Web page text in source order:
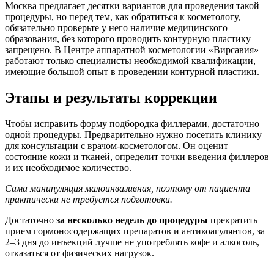
Москва предлагает десятки вариантов для проведения такой
процедуры, но перед тем, как обратиться к косметологу,
обязательно проверьте у него наличие медицинского
образования, без которого проводить контурную пластику
запрещено. В Центре аппаратной косметологии «Вирсавия»
работают только специалисты необходимой квалификации,
имеющие большой опыт в проведении контурной пластики.
Этапы и результаты коррекции
Чтобы исправить форму подбородка филлерами, достаточно
одной процедуры. Предварительно нужно посетить клинику
для консультации с врачом-косметологом. Он оценит
состояние кожи и тканей, определит точки введения филлеров
и их необходимое количество.
Сама манипуляция малоинвазивная, поэтому от пациента
практически не требуется подготовки.
Достаточно за несколько недель до процедуры прекратить
прием гормоносодержащих препаратов и антикоагулянтов, за
2–3 дня до инъекций лучше не употреблять кофе и алкоголь,
отказаться от физических нагрузок.